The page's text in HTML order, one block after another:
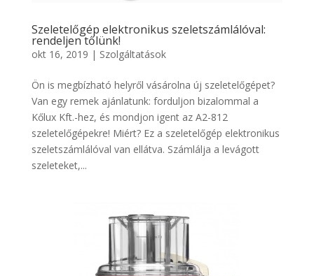
Szeletelőgép elektronikus szeletszámlálóval:
rendeljen tőlünk!
okt 16, 2019 | Szolgáltatások
Ön is megbízható helyről vásárolna új szeletelőgépet?
Van egy remek ajánlatunk: forduljon bizalommal a
Kőlux Kft.-hez, és mondjon igent az A2-812
szeletelőgépekre! Miért? Ez a szeletelőgép elektronikus
szeletszámlálóval van ellátva. Számlálja a levágott
szeleteket,...